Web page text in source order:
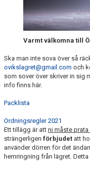
Varmt välkomna till
Ska man inte sova över så
ovikslagret@gmail.com och
som sover över skriver in sig
info finns här.
Packlista
Ordningsregler 2021
Ett tillägg är att ni måste prata
strängerligen förbjudet att
använder dörren för det
hemringning från lägret.